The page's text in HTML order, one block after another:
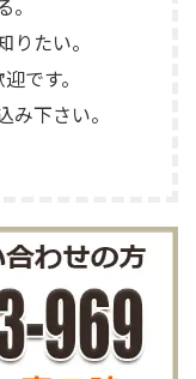
たい。
です。
下さい。